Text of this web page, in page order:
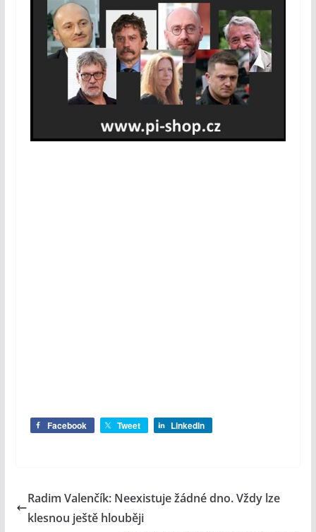
Facebook Tweet LinkedIn
Radim Valenčík: Neexistuje žádné dno. Vždy lze
klesnou ještě hlouběji